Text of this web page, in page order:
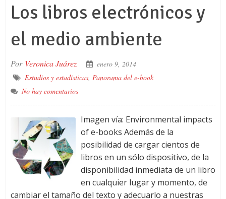
Los libros electrónicos y
el medio ambiente
Por Veronica Juárez
enero 9, 2014
Estudios y estadísticas, Panorama del e-book
No hay comentarios
Imagen vía: Environmental impacts
of e-books Además de la
posibilidad de cargar cientos de
libros en un sólo dispositivo, de la
disponibilidad inmediata de un libro
en cualquier lugar y momento, de
cambiar el tamaño del texto y adecuarlo a nuestras